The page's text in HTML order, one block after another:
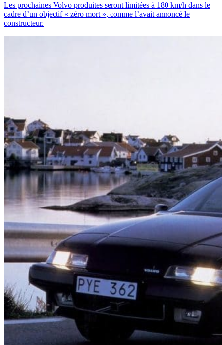
Les prochaines Volvo produites seront limitées à 180 km/h dans le
cadre d’un objectif « zéro mort », comme l’avait annoncé le
constructeur.